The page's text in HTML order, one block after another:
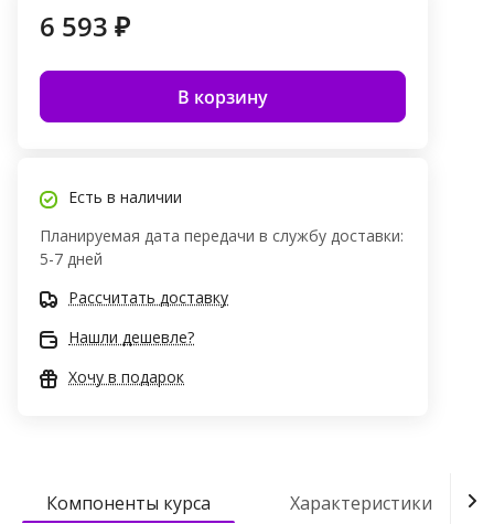
6 593 ₽
В корзину
Есть в наличии
Планируемая дата передачи в службу доставки:
5-7 дней
Рассчитать доставку
Нашли дешевле?
Хочу в подарок
Компоненты курса Характеристики